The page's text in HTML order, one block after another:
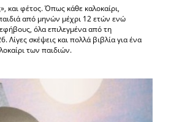
και φέτος. Όπως κάθε καλοκαίρι,
από μηνών μέχρι 12 ετών ενώ
όλα επιλεγμένα από τη
Λίγες σκέψεις και πολλά βιβλία για ένα
των παιδιών.